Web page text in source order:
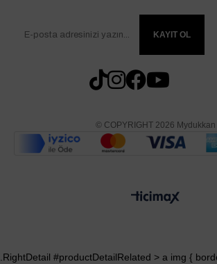
KAYIT OL
© COPYRIGHT 2026 Mydukkan
.RightDetail #productDetailRelated > a img {